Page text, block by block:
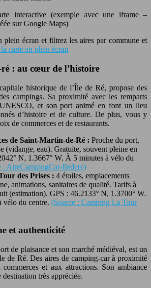
interactive (exemple avec une iframe –
sur Google Maps)
plein écran et filtrez les aires par commune et
carte en plein écran
: au cœur de l’histoire
historique de l’Île de Ré, propose des
campings. Sa proximité avec les remparts
et son port animé en font un lieu
d’histoire et de culture. De plus, vous y
de commerces et de restaurants.
de Saint-Martin-de-Ré : Proche du port,
(vidange, eau). Gratuite, souvent pleine en
N, 1.3667° W. À 5 minutes à vélo du
: AireCampingCar-Iledere)
des Prises : 4 étoiles, emplacements
animations, sanitaires de qualité. Tarifs à
(estimation). GPS : 46.2133° N, 1.3700° W.
vélo du centre. (Source : Camping La Tour
et authenticité
de plaisance et son marché médiéval, est un
de Ré. Des aires de camping-car à proximité
commerces et aux attractions. Son ambiance
très appréciée.